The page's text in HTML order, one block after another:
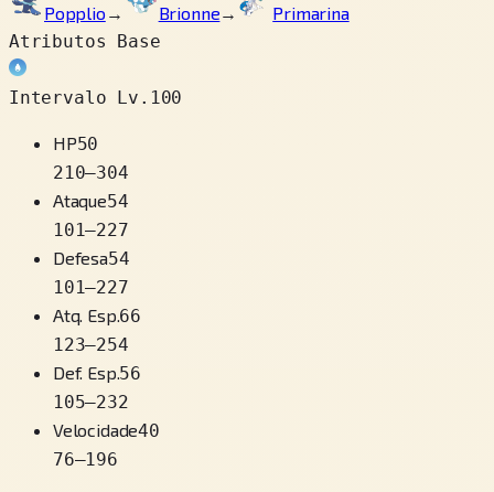
Popplio → Brionne→
Primarina
Atributos Base
Intervalo Lv.100
HP50
210–304
Ataque54
101–227
Defesa54
101–227
Atq. Esp.66
123–254
Def. Esp.56
105–232
Velocidade40
76–196